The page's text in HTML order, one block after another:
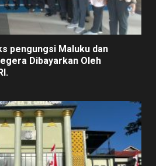
pengungsi Maluku dan
Dibayarkan Oleh